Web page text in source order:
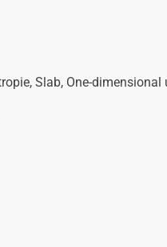
Slab, One-dimensional